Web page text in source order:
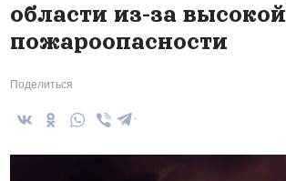
области из-за высокой
пожароопасности
Поделиться